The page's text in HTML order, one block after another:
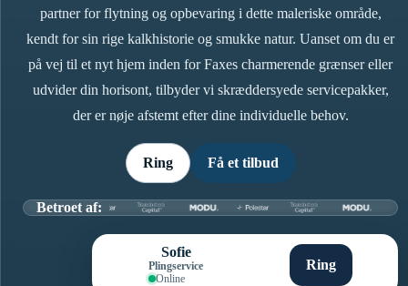
partner for flytning og opbevaring i dette maleriske område,
kendt for sin rige kalkhistorie og smukke natur. Uanset om du er
på vej til et nyt hjem inden for Faxes charmerende grænser eller
udvider din horisont, tilbyder vi skræddersyede servicepakker,
der er nøje afstemt efter dine individuelle behov.
Ring Få et tilbud
Betroet af:
Sofie
Plingservice
Online
Ring